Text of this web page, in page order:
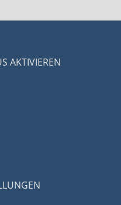
AKTIVIEREN